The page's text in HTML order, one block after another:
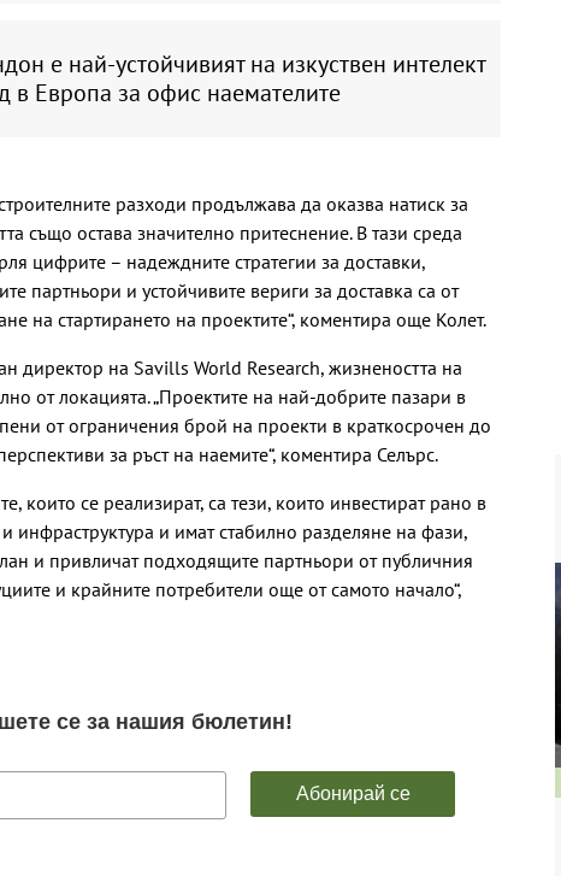
е най-устойчивият на изкуствен интелект
в Европа за офис наемателите
разходи продължава да оказва натиск за
също остава значително притеснение. В тази среда
цифрите – надеждните стратегии за доставки,
партньори и устойчивите вериги за доставка са от
на стартирането на проектите“, коментира още Колет.
директор на Savills World Research, жизнеността на
от локацията. „Проектите на най-добрите пазари в
от ограничения брой на проекти в краткосрочен до
за ръст на наемите“, коментира Селърс.
които се реализират, са тези, които инвестират рано в
инфраструктура и имат стабилно разделяне на фази,
и привличат подходящите партньори от публичния
и крайните потребители още от самото начало“,
Ученичка създаде
Варна посреща един
обединена Европа
Редица райони на
петък